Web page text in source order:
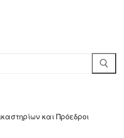
και Πρόεδροι